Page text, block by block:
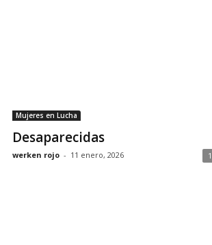
Mujeres en Lucha
Desaparecidas
werken rojo - 11 enero, 2026 1